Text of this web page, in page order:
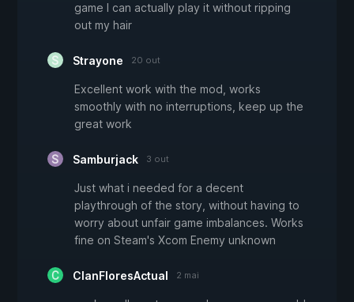
game I can actually play it without ripping
out my hair
Strayone 20 out
Excellent work with the mod, works
smoothly with no interruptions, keep up the
great work
Samburjack 3 out
Just what i needed for a decent
playthrough of the story, without having to
worry about unfair game imbalances. Works
fine on Steam's Xcom Enemy unknown
ClanFloresActual 2 mai